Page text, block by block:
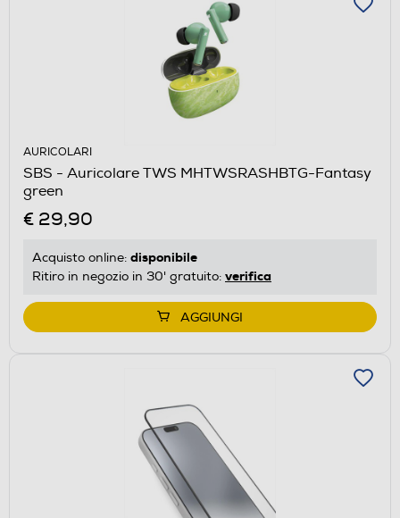
AURICOLARI
SBS - Auricolare TWS MHTWSRASHBTG-Fantasy
green
€ 29,90
Acquisto online: disponibile
Ritiro in negozio in 30' gratuito: verifica
AGGIUNGI